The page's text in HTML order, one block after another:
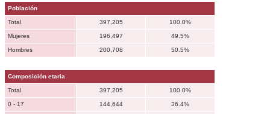
Población
Total 397,205 100.0%
Mujeres 196,497 49.5%
Hombres 200,708 50.5%
Composición etaria
Total 397,205 100.0%
0 - 17 144,644 36.4%